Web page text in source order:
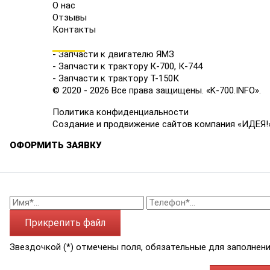
О нас
Отзывы
Контакты
- Запчасти к двигателю ЯМЗ
- Запчасти к трактору К-700, К-744
- Запчасти к трактору Т-150К
© 2020 - 2026 Все права защищены. «K-700.INFO».
Политика конфиденциальности
Создание и продвижение сайтов компания
ОФОРМИТЬ ЗАЯВКУ
Прикрепить файл
Звездочкой (*) отмечены поля, обязательные для